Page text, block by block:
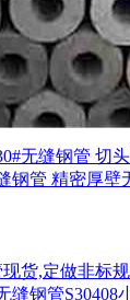
无缝钢管 切
钢管 精密厚壁
现货,定做非标
缝钢管S30408